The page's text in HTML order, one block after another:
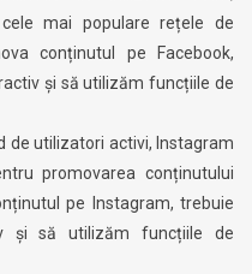
mai populare rețele de
conținutul pe Facebook,
și să utilizăm funcțiile de
de utilizatori activi, Instagram
promovarea conținutului
pe Instagram, trebuie
și să utilizăm funcțiile de